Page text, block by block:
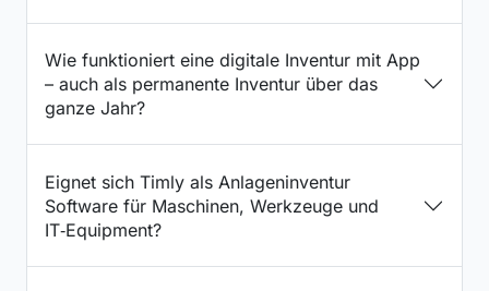
Wie funktioniert eine digitale Inventur mit App
– auch als permanente Inventur über das
ganze Jahr?
Eignet sich Timly als Anlageninventur
Software für Maschinen, Werkzeuge und
IT‑Equipment?